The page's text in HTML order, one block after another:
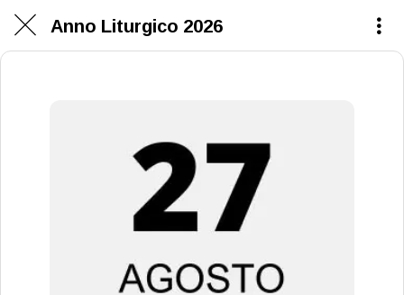
Anno Liturgico 2026